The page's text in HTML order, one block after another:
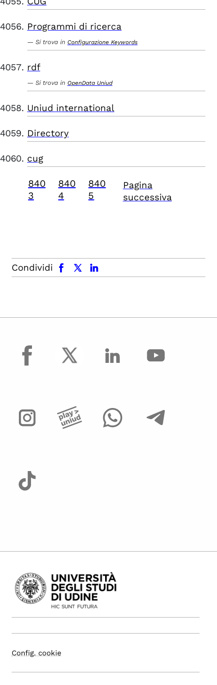
Programmi di ricerca
Si trova in Configurazione Keywords
rdf
Si trova in OpenData Uniud
Uniud international
Directory
cug
840
3
840
4
840
5
Pagina
successiva
Condividi
facebook x.com linkedin
facebook
Config. cookie